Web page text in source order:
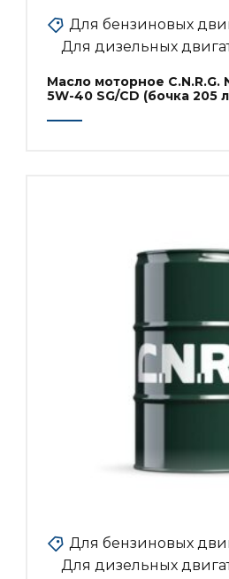
Для бензиновых
Для дизельных
Масло моторное C.N.R.G.
5W-40 SG/CD (бочка 205
Для бензиновых
Для дизельных